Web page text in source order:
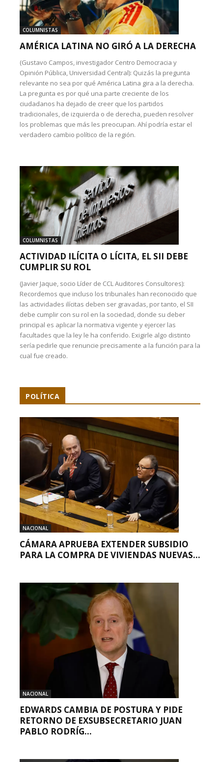
COLUMNISTAS
AMÉRICA LATINA NO GIRÓ A LA DERECHA
(Gustavo Campos, investigador Centro Democracia y
Opinión Pública, Universidad Central): Quizás la pregunta
relevante no sea por qué América Latina gira a la derecha.
La pregunta es por qué una parte creciente de los
ciudadanos ha dejado de creer que los partidos
tradicionales, de izquierda o de derecha, pueden resolver
los problemas que más les preocupan. Ahí podría estar el
verdadero cambio político de la región.
COLUMNISTAS
ACTIVIDAD ILÍCITA O LÍCITA, EL SII DEBE
CUMPLIR SU ROL
(Javier Jaque, socio Líder de CCL Auditores Consultores):
Recordemos que incluso los tribunales han reconocido que
las actividades ilícitas deben ser gravadas, por tanto, el SII
debe cumplir con su rol en la sociedad, donde su deber
principal es aplicar la normativa vigente y ejercer las
facultades que la ley le ha conferido. Exigirle algo distinto
sería pedirle que renuncie precisamente a la función para la
cual fue creado.
POLÍTICA
NACIONAL
CÁMARA APRUEBA EXTENDER SUBSIDIO
PARA LA COMPRA DE VIVIENDAS NUEVAS...
NACIONAL
EDWARDS CAMBIA DE POSTURA Y PIDE
RETORNO DE EXSUBSECRETARIO JUAN
PABLO RODRÍG...